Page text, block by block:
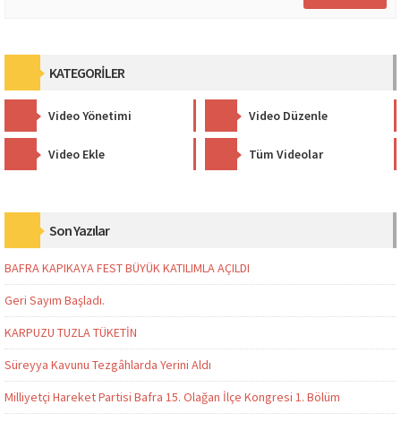
KATEGORİLER
Video Yönetimi Video Düzenle
Video Ekle Tüm Videolar
Son Yazılar
BAFRA KAPIKAYA FEST BÜYÜK KATILIMLA AÇILDI
Geri Sayım Başladı.
KARPUZU TUZLA TÜKETİN
Süreyya Kavunu Tezgâhlarda Yerini Aldı
Milliyetçi Hareket Partisi Bafra 15. Olağan İlçe Kongresi 1. Bölüm